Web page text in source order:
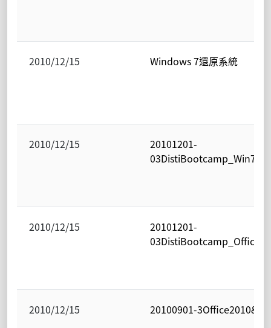
2010/12/15 Windows 7還原系統
2010/12/15
20101201-
03DistiBootcamp_Win7
2010/12/15
20101201-
2010/12/15 20100901-